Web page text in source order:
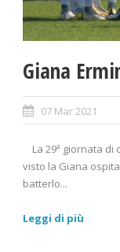
Giana
07 Mar 2021
La 29ª giornata di
visto la Giana
batterlo...
Leggi di più